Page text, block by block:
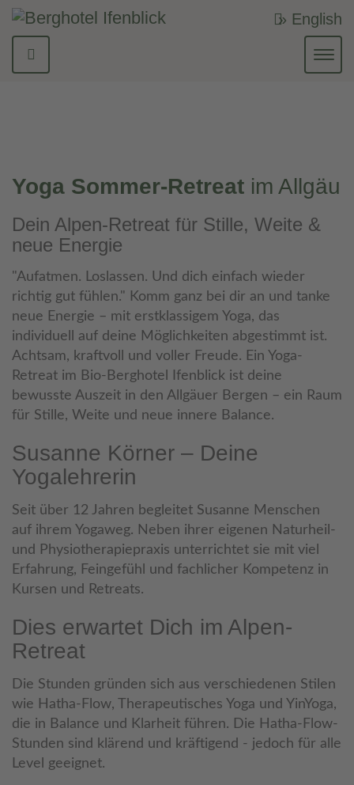
» English
Yoga Sommer-Retreat im Allgäu
Dein Alpen-Retreat für Stille, Weite &
neue Energie
"Aufatmen. Loslassen. Und dich einfach wieder
richtig gut fühlen." Komm ganz bei dir an und tanke
neue Energie – mit erstklassigem Yoga, das
individuell auf deine Möglichkeiten abgestimmt ist.
Achtsam, kraftvoll und voller Freude. Ein Yoga-
Retreat im Bio-Berghotel Ifenblick ist deine
bewusste Auszeit in den Allgäuer Bergen – ein Raum
für Stille, Weite und neue innere Balance.
Susanne Körner – Deine
Yogalehrerin
Seit über 12 Jahren begleitet Susanne Menschen
auf ihrem Yogaweg. Neben ihrer eigenen Naturheil-
und Physiotherapiepraxis unterrichtet sie mit viel
Erfahrung, Feingefühl und fachlicher Kompetenz in
Kursen und Retreats.
Dies erwartet Dich im Alpen-
Retreat
Die Stunden gründen sich aus verschiedenen Stilen
wie Hatha-Flow, Therapeutisches Yoga und YinYoga,
die in Balance und Klarheit führen. Die Hatha-Flow-
Stunden sind klärend und kräftigend - jedoch für alle
Level geeignet.